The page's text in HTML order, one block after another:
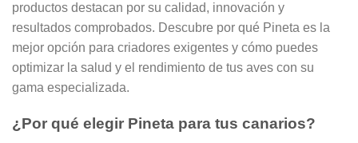
productos destacan por su calidad, innovación y
resultados comprobados. Descubre por qué Pineta es la
mejor opción para criadores exigentes y cómo puedes
optimizar la salud y el rendimiento de tus aves con su
gama especializada.
¿Por qué elegir Pineta para tus canarios?